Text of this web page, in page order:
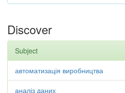
Discover
Subject
автоматизація виробництва
аналіз даних